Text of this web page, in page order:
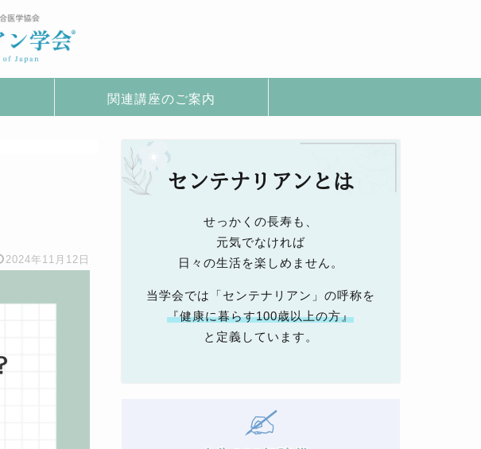
関連講座のご案内
2024年11月12日
センテナリアンとは
せっかくの長寿も、
元気でなければ
日々の生活を楽しめません。
当学会では「センテナリアン」の呼称を
『健康に暮らす100歳以上の方』
と定義しています。